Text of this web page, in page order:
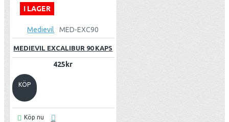
I LAGER
Medievil MED-EXC90
MEDIEVIL EXCALIBUR 90 KAPS
425kr
KÖP
Köp nu